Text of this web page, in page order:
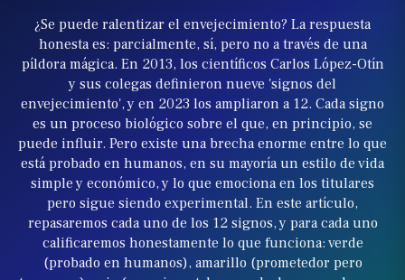
¿Se puede ralentizar el envejecimiento? La respuesta
honesta es: parcialmente, sí, pero no a través de una
píldora mágica. En 2013, los científicos Carlos López-Otín
y sus colegas definieron nueve 'signos del
envejecimiento', y en 2023 los ampliaron a 12. Cada signo
es un proceso biológico sobre el que, en principio, se
puede influir. Pero existe una brecha enorme entre lo que
está probado en humanos, en su mayoría un estilo de vida
simple y económico, y lo que emociona en los titulares
pero sigue siendo experimental. En este artículo,
repasaremos cada uno de los 12 signos, y para cada uno
calificaremos honestamente lo que funciona: verde
(probado en humanos), amarillo (prometedor pero